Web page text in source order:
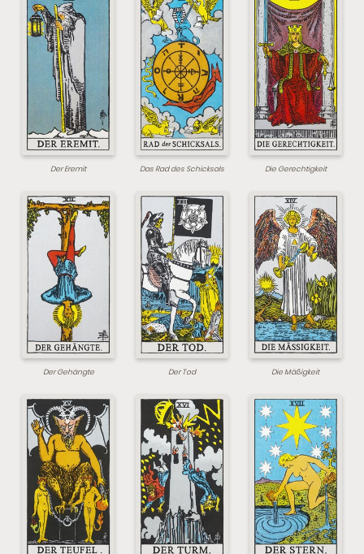
Der Eremit Das Rad des Schicksals Die Gerechtigkeit
Der Gehängte Der Tod Die Mäßigkeit